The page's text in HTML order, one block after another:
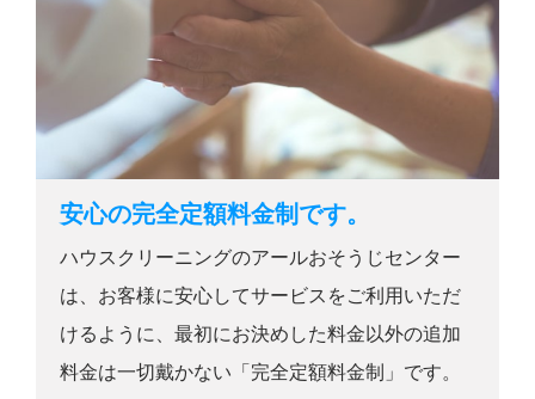
安心の完全定額料金制です。
ハウスクリーニングのアールおそうじセンター
は、お客様に安心してサービスをご利用いただ
けるように、最初にお決めした料金以外の追加
料金は一切戴かない「完全定額料金制」です。